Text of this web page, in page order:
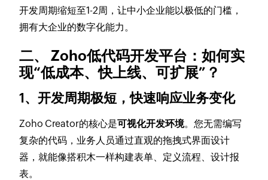
开发周期缩短至1-2周，让中小企业能以极低的门槛，
拥有大企业的数字化能力。
二、 Zoho低代码开发平台：如何实
现“低成本、快上线、可扩展”？
1、开发周期极短，快速响应业务变化
Zoho Creator的核心是可视化开发环境。您无需编写
复杂的代码，业务人员通过直观的拖拽式界面设计
器，就能像搭积木一样构建表单、定义流程、设计报
表。